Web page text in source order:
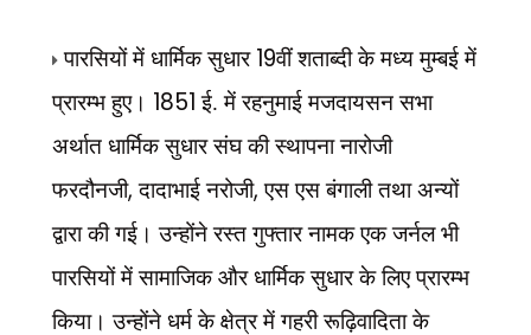
पारसियों में धार्मिक सुधार 19वीं शताब्दी के मध्य मुम्बई में
प्रारम्भ हुए। 1851 ई. में रहनुमाई मजदायसन सभा
अर्थात धार्मिक सुधार संघ की स्थापना नारोजी
फरदौनजी,दादाभाई नरोजी,एस एस बंगाली तथा अन्यों
द्वारा की गई। उन्होंने रस्त गुफ्तार नामक एक जर्नल भी
पारसियों में सामाजिक और धार्मिक सुधार के लिए प्रारम्भ
किया। उन्होंने धर्म के क्षेत्र में गहरी रूढ़िवादिता के